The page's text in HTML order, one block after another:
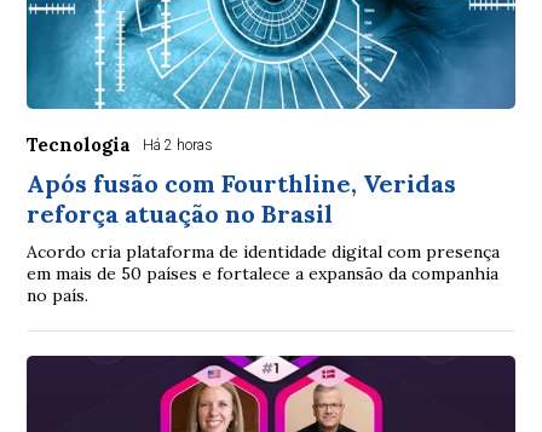
Tecnologia Há 2 horas
Após fusão com Fourthline, Veridas
reforça atuação no Brasil
Acordo cria plataforma de identidade digital com presença
em mais de 50 países e fortalece a expansão da companhia
no país.